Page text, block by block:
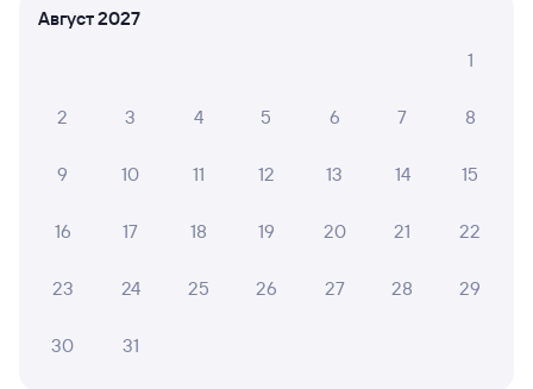
Август 2027
1
2 3 4 5 6 7 8
9 10 11 12 13 14 15
16 17 18 19 20 21 22
23 24 25 26 27 28 29
30 31